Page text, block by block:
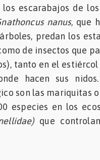
escarabajos de
nanus, que
predan los
de insectos que
tanto en el
hacen sus
son las mariquitas
especies en los
que